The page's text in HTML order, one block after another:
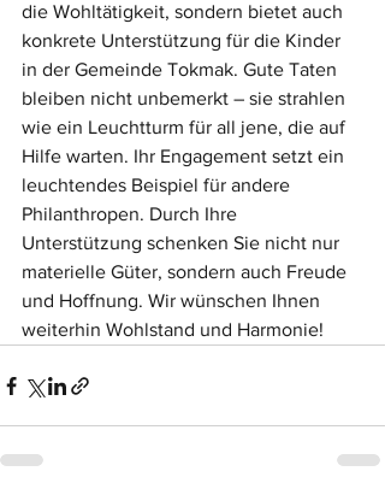
die Wohltätigkeit, sondern bietet auch
konkrete Unterstützung für die Kinder
in der Gemeinde Tokmak. Gute Taten
bleiben nicht unbemerkt – sie strahlen
wie ein Leuchtturm für all jene, die auf
Hilfe warten. Ihr Engagement setzt ein
leuchtendes Beispiel für andere
Philanthropen. Durch Ihre
Unterstützung schenken Sie nicht nur
materielle Güter, sondern auch Freude
und Hoffnung. Wir wünschen Ihnen
weiterhin Wohlstand und Harmonie!